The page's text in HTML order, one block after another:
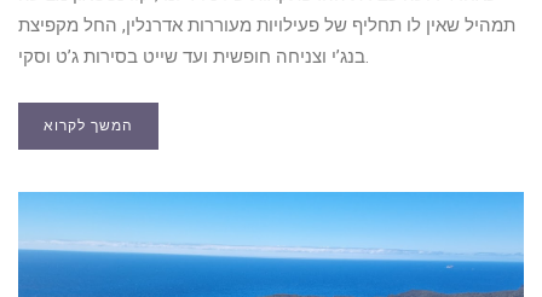
תמהיל שאין לו תחליף של פעילויות מעוררות אדרנלין, החל מקפיצת
בנג’י וצניחה חופשית ועד שייט בסירות ג’ט וסקי.
המשך לקרוא